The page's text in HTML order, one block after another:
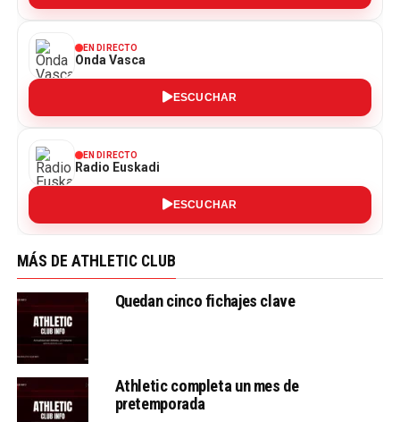
EN DIRECTO
Onda Vasca
ESCUCHAR
EN DIRECTO
Radio Euskadi
ESCUCHAR
MÁS DE ATHLETIC CLUB
Quedan cinco fichajes clave
Athletic completa un mes de
pretemporada